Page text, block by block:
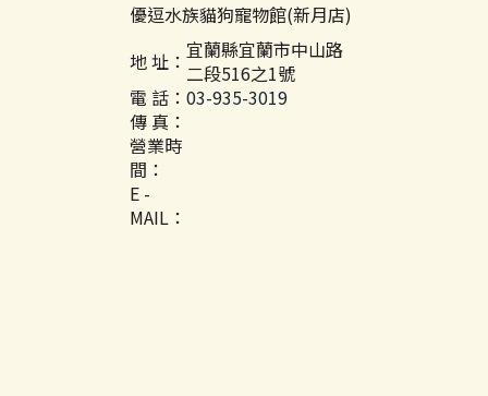
優逗水族貓狗寵物館(新月店)
地 址： 宜蘭縣宜蘭市中山路
二段516之1號
電 話： 03-935-3019
傳 真：
營業時
間：
E -
MAIL：